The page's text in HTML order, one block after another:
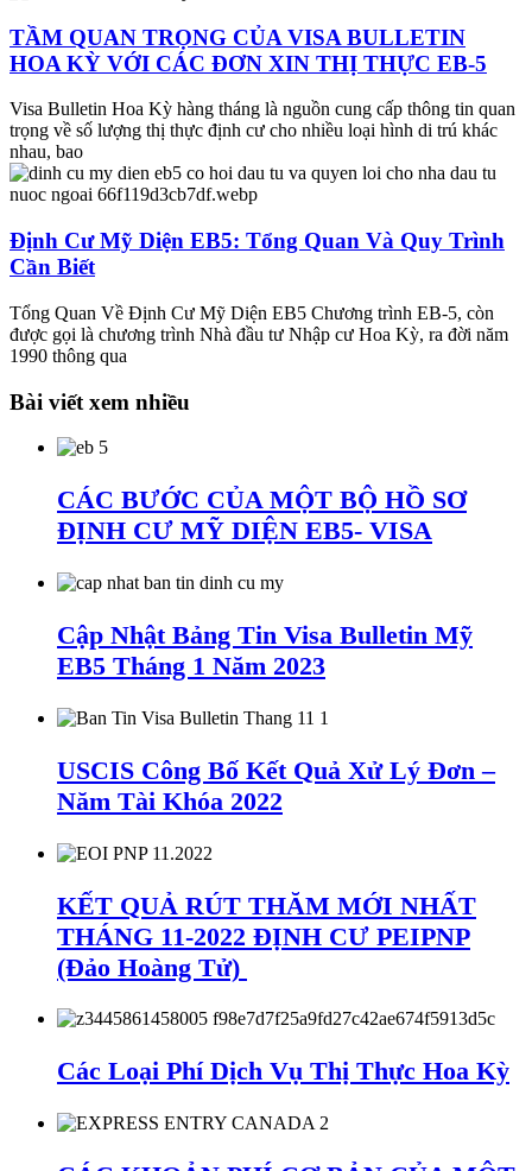
TẦM QUAN TRỌNG CỦA VISA BULLETIN
HOA KỲ VỚI CÁC ĐƠN XIN THỊ THỰC EB-5
Visa Bulletin Hoa Kỳ hàng tháng là nguồn cung cấp thông tin quan
trọng về số lượng thị thực định cư cho nhiều loại hình di trú khác
nhau, bao
Định Cư Mỹ Diện EB5: Tổng Quan Và Quy Trình
Cần Biết
Tổng Quan Về Định Cư Mỹ Diện EB5 Chương trình EB-5, còn
được gọi là chương trình Nhà đầu tư Nhập cư Hoa Kỳ, ra đời năm
1990 thông qua
Bài viết xem nhiều
CÁC BƯỚC CỦA MỘT BỘ HỒ SƠ
ĐỊNH CƯ MỸ DIỆN EB5- VISA
Cập Nhật Bảng Tin Visa Bulletin Mỹ
EB5 Tháng 1 Năm 2023
USCIS Công Bố Kết Quả Xử Lý Đơn –
Năm Tài Khóa 2022
KẾT QUẢ RÚT THĂM MỚI NHẤT
THÁNG 11-2022 ĐỊNH CƯ PEIPNP
(Đảo Hoàng Tử)
Các Loại Phí Dịch Vụ Thị Thực Hoa Kỳ